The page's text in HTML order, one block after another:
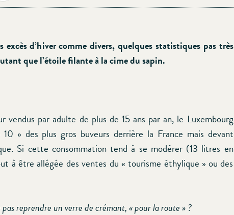
d’hiver comme divers, quelques statistiques pas très
que l’étoile filante à la cime du sapin.
vendus par adulte de plus de 15 ans par an, le Luxembourg
» des plus gros buveurs derrière la France mais devant
Si cette consommation tend à se modérer (13 litres en
à être allégée des ventes du « tourisme éthylique » ou des
pas reprendre un verre de crémant, « pour la route » ?